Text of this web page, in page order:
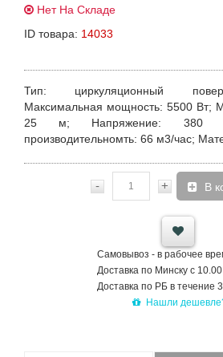
Нет На Складе
ID товара: 14033
Тип: циркуляционный
Максимальная мощность: 5500 Вт;
25 м; Напряжение: 380
производительномть: 66 м3/час;
- + В
Самовывоз - в рабочее
Доставка по Минску с
Доставка по РБ в течение
Нашли